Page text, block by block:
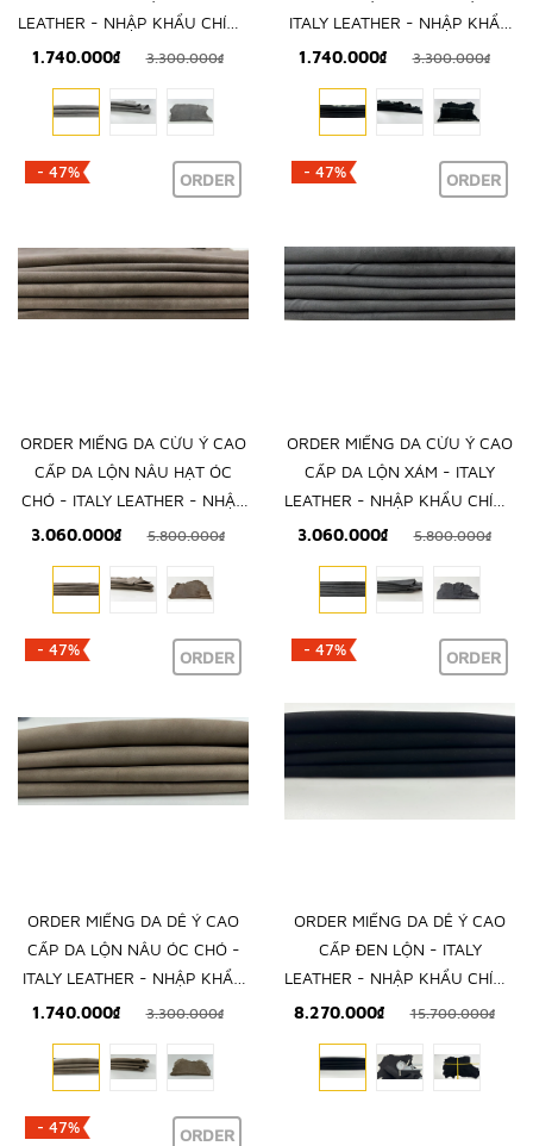
LEATHER - NHẬP KHẨU CHÍNH
HÃNG TỪ Ý
1.740.000₫ 3.300.000₫
ITALY LEATHER - NHẬP KHẨU
CHÍNH HÃNG TỪ Ý
1.740.000₫ 3.300.000₫
- 47% ORDER
ORDER MIẾNG DA CỪU Ý CAO
CẤP DA LỘN NÂU HẠT ÓC
CHÓ - ITALY LEATHER - NHẬP
KHẨU CHÍNH HÃNG TỪ Ý
3.060.000₫ 5.800.000₫
- 47% ORDER
ORDER MIẾNG DA CỪU Ý CAO
CẤP DA LỘN XÁM - ITALY
LEATHER - NHẬP KHẨU CHÍNH
HÃNG TỪ Ý
3.060.000₫ 5.800.000₫
- 47% ORDER
ORDER MIẾNG DA DÊ Ý CAO
CẤP DA LỘN NÂU ÓC CHÓ -
ITALY LEATHER - NHẬP KHẨU
CHÍNH HÃNG TỪ Ý
1.740.000₫ 3.300.000₫
- 47% ORDER
ORDER MIẾNG DA DÊ Ý CAO
CẤP ĐEN LỘN - ITALY
LEATHER - NHẬP KHẨU CHÍNH
HÃNG TỪ Ý
8.270.000₫ 15.700.000₫
- 47% ORDER